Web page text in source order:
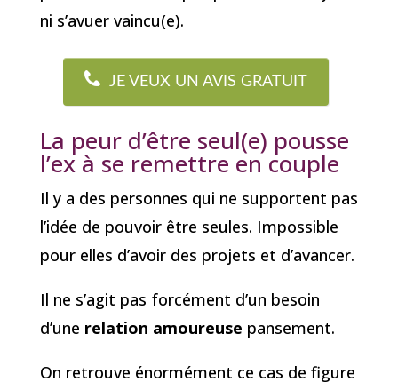
ni s’avuer vaincu(e).
JE VEUX UN AVIS GRATUIT
La peur d’être seul(e) pousse
l’ex à se remettre en couple
Il y a des personnes qui ne supportent pas
l’idée de pouvoir être seules. Impossible
pour elles d’avoir des projets et d’avancer.
Il ne s’agit pas forcément d’un besoin
d’une relation amoureuse pansement.
On retrouve énormément ce cas de figure